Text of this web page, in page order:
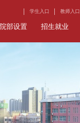
学生入口 教师入口
院部设置 招生就业